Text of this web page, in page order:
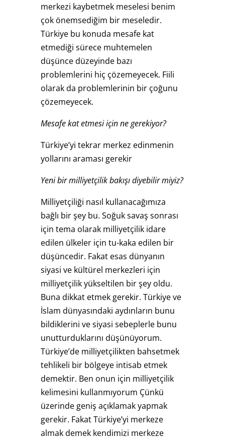
merkezi kaybetmek meselesi benim
çok önemsediğim bir meseledir.
Türkiye bu konuda mesafe kat
etmediği sürece muhtemelen
düşünce düzeyinde bazı
problemlerini hiç çözemeyecek. Fiili
olarak da problemlerinin bir çoğunu
çözemeyecek.
Mesafe kat etmesi için ne gerekiyor?
Türkiye’yi tekrar merkez edinmenin
yollarını araması gerekir
Yeni bir milliyetçilik bakışı diyebilir miyiz?
Milliyetçiliği nasıl kullanacağımıza
bağlı bir şey bu. Soğuk savaş sonrası
için tema olarak milliyetçilik idare
edilen ülkeler için tu-kaka edilen bir
düşüncedir. Fakat esas dünyanın
siyasi ve kültürel merkezleri için
milliyetçilik yükseltilen bir şey oldu.
Buna dikkat etmek gerekir. Türkiye ve
İslam dünyasındaki aydınların bunu
bildiklerini ve siyasi sebeplerle bunu
unutturduklarını düşünüyorum.
Türkiye’de milliyetçilikten bahsetmek
tehlikeli bir bölgeye intisab etmek
demektir. Ben onun için milliyetçilik
kelimesini kullanmıyorum Çünkü
üzerinde geniş açıklamak yapmak
gerekir. Fakat Türkiye’yi merkeze
almak demek kendimizi merkeze